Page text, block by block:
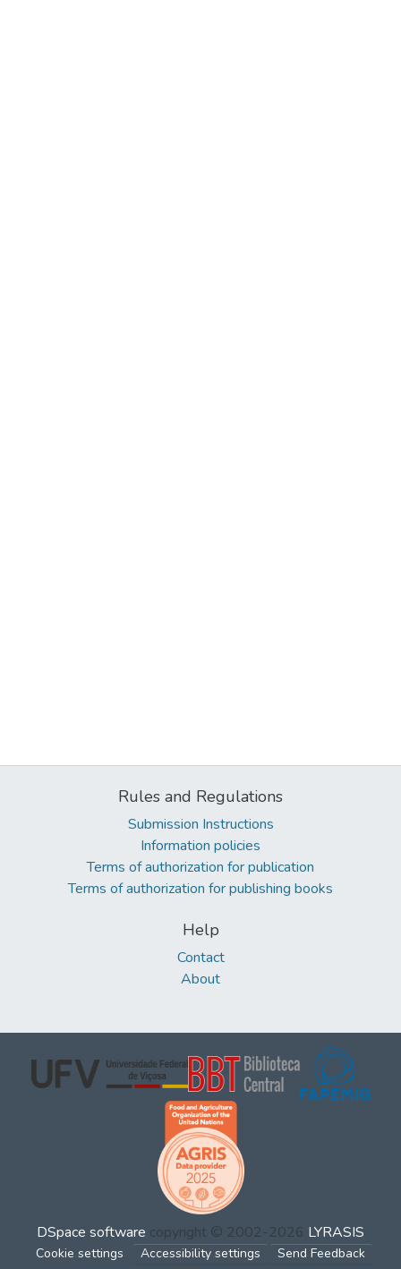
Rules and Regulations
Submission Instructions
Information policies
Terms of authorization for publication
Terms of authorization for publishing books
Help
Contact
About
DSpace software copyright © 2002-2026 LYRASIS
Cookie settings Accessibility settings Send Feedback